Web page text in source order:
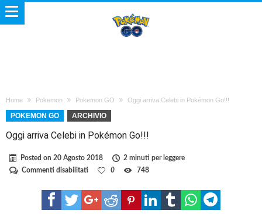
Home Pokemon Pokemon GO Oggi arriva Celebi in Pokémon Go!!!
POKEMON GO ARCHIVIO
Oggi arriva Celebi in Pokémon Go!!!
Posted on 20 Agosto 2018
2 minuti per leggere
Commenti disabilitati
Celebi
0 748